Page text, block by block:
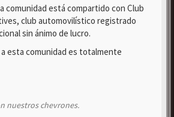
comunidad está compartido con Club
club automovilístico registrado
sin ánimo de lucro.
esta comunidad es totalmente
nuestros chevrones.